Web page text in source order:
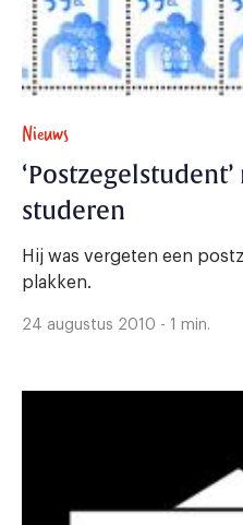
Nieuws
studeren
Hij was vergeten een
plakken.
24 augustus 2010 - 1 min.